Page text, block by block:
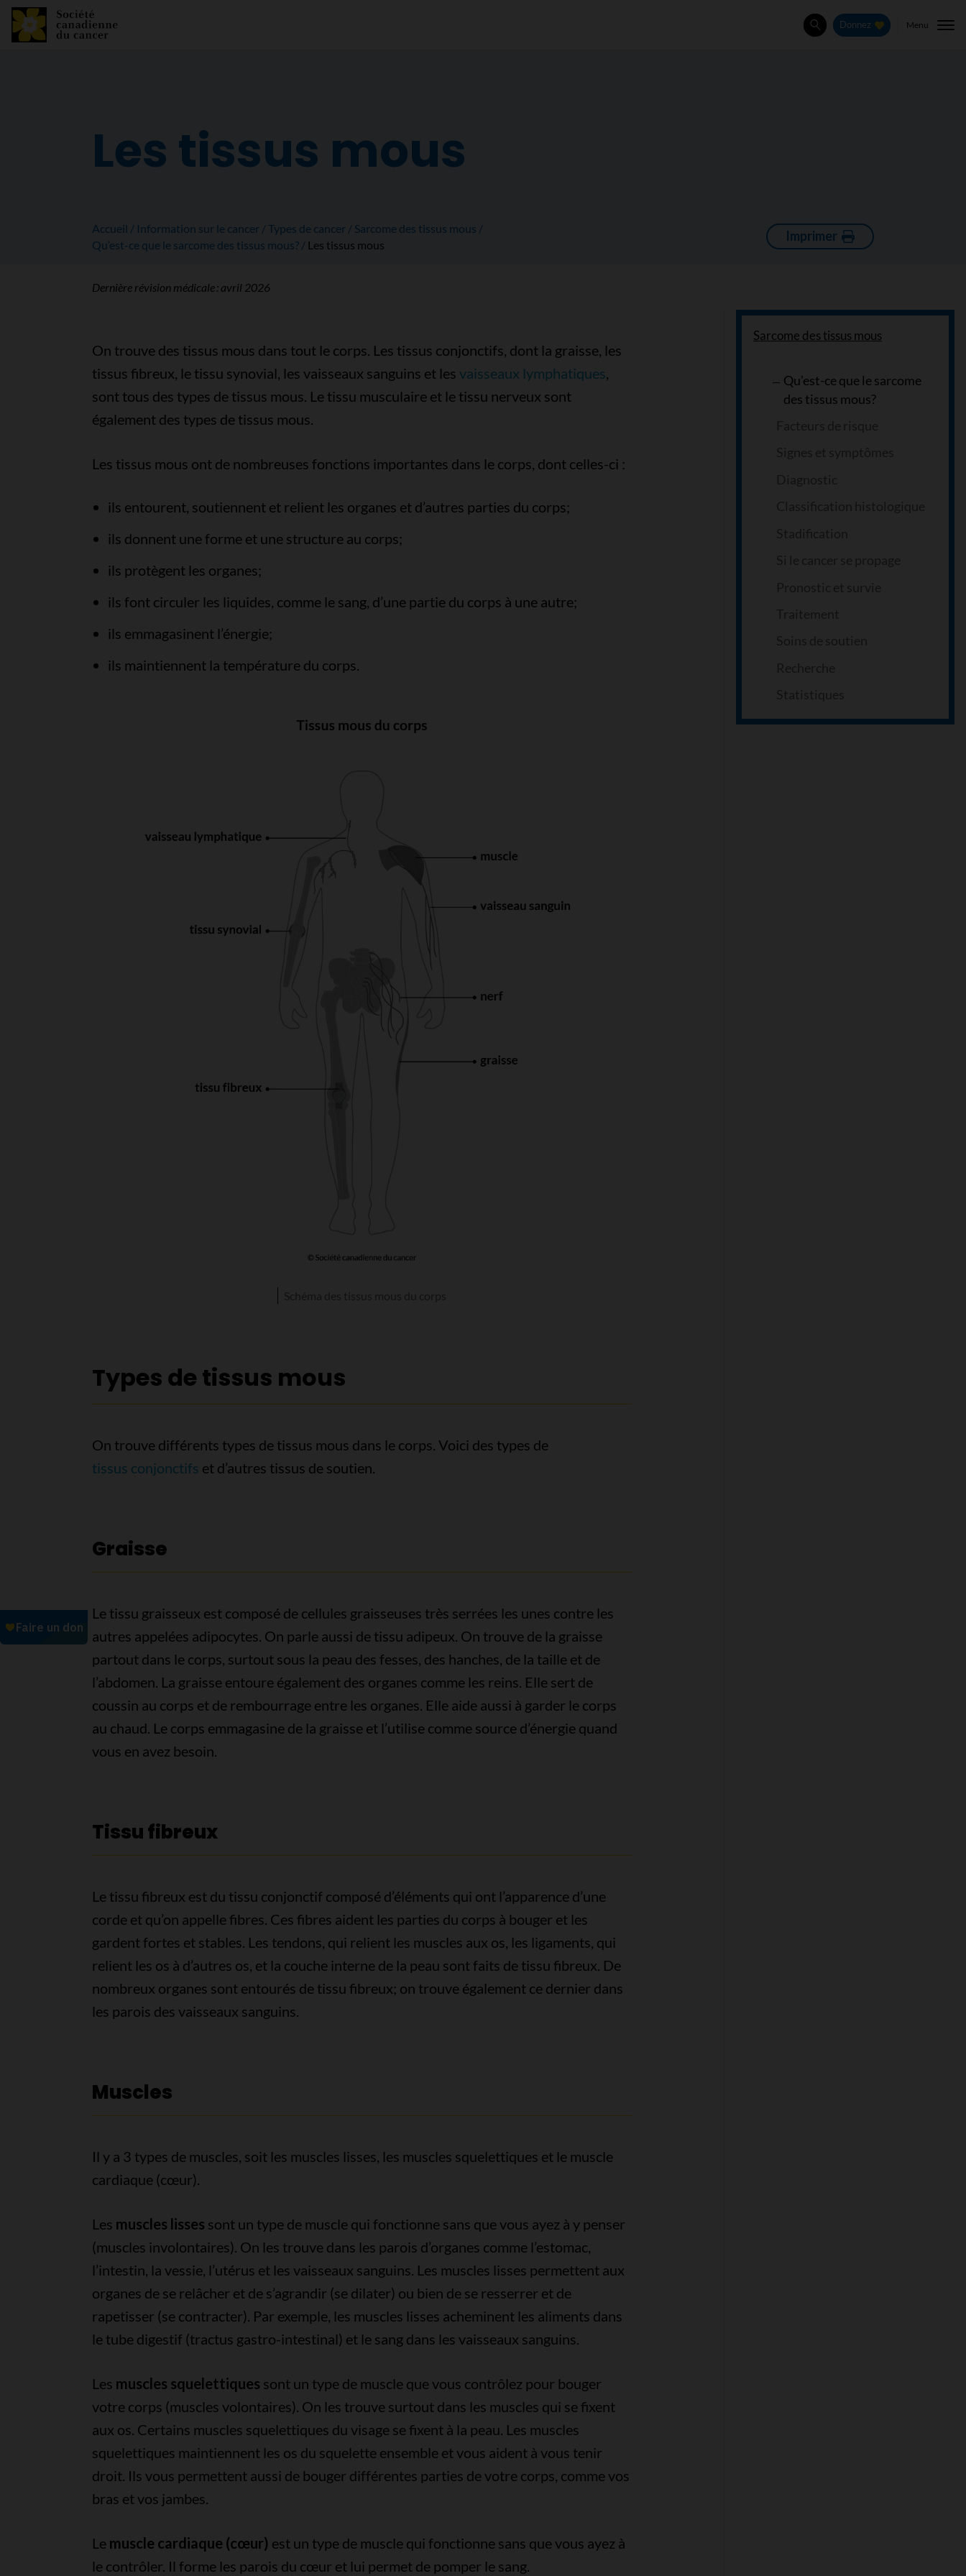
Rechercher
Donnez Menu
Les tissus mous
Accueil Information sur le cancer Types de cancer
Sarcome des tissus mous
Qu’est-ce que le sarcome des tissus mous?
Les tissus mous
Imprimer
Dernière révision médicale : avril 2026
Sarcome des tissus mous
Qu’est-ce que le sarcome
des tissus mous?
On trouve des tissus mous dans tout le corps. Les tissus conjonctifs, dont la graisse, les
tissus fibreux, le tissu synovial, les vaisseaux sanguins et les vaisseaux lymphatiques,
sont tous des types de tissus mous. Le tissu musculaire et le tissu nerveux sont
également des types de tissus mous.
Les tissus mous ont de nombreuses fonctions importantes dans le corps, dont celles-ci :
ils entourent, soutiennent et relient les organes et d’autres parties du corps;
ils donnent une forme et une structure au corps;
ils protègent les organes;
ils font circuler les liquides, comme le sang, d’une partie du corps à une autre;
ils emmagasinent l’énergie;
ils maintiennent la température du corps.
Types de tissus mous
On trouve différents types de tissus mous dans le corps. Voici des types de
tissus conjonctifs et d’autres tissus de soutien.
Graisse
Le tissu graisseux est composé de cellules graisseuses très serrées les unes contre les
autres appelées adipocytes. On parle aussi de tissu adipeux. On trouve de la graisse
partout dans le corps, surtout sous la peau des fesses, des hanches, de la taille et de
l’abdomen. La graisse entoure également des organes comme les reins. Elle sert de
coussin au corps et de rembourrage entre les organes. Elle aide aussi à garder le corps
au chaud. Le corps emmagasine de la graisse et l’utilise comme source d’énergie quand
vous en avez besoin.
Tissu fibreux
Le tissu fibreux est du tissu conjonctif composé d’éléments qui ont l’apparence d’une
corde et qu’on appelle fibres. Ces fibres aident les parties du corps à bouger et les
gardent fortes et stables. Les tendons, qui relient les muscles aux os, les ligaments, qui
relient les os à d’autres os, et la couche interne de la peau sont faits de tissu fibreux. De
nombreux organes sont entourés de tissu fibreux; on trouve également ce dernier dans
les parois des vaisseaux sanguins.
Muscles
Il y a 3 types de muscles, soit les muscles lisses, les muscles squelettiques et le muscle
cardiaque (cœur).
Les muscles lisses sont un type de muscle qui fonctionne sans que vous ayez à y penser
(muscles involontaires). On les trouve dans les parois d’organes comme l’estomac,
l’intestin, la vessie, l’utérus et les vaisseaux sanguins. Les muscles lisses permettent aux
organes de se relâcher et de s’agrandir (se dilater) ou bien de se resserrer et de
rapetisser (se contracter). Par exemple, les muscles lisses acheminent les aliments dans
le tube digestif (tractus gastro-intestinal) et le sang dans les vaisseaux sanguins.
Les muscles squelettiques sont un type de muscle que vous contrôlez pour bouger
votre corps (muscles volontaires). On les trouve surtout dans les muscles qui se fixent
aux os. Certains muscles squelettiques du visage se fixent à la peau. Les muscles
squelettiques maintiennent les os du squelette ensemble et vous aident à vous tenir
droit. Ils vous permettent aussi de bouger différentes parties de votre corps, comme vos
bras et vos jambes.
Le muscle cardiaque (cœur) est un type de muscle qui fonctionne sans que vous ayez à
le contrôler. Il forme les parois du cœur et lui permet de pomper le sang.